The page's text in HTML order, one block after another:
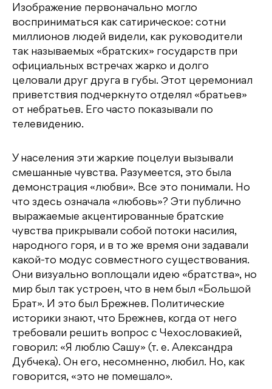
Изображение первоначально могло
восприниматься как сатирическое: сотни
миллионов людей видели, как руководители
так называемых «братских» государств при
официальных встречах жарко и долго
целовали друг друга в губы. Этот церемониал
приветствия подчеркнуто отделял «братьев»
от небратьев. Его часто показывали по
телевидению.
У населения эти жаркие поцелуи вызывали
смешанные чувства. Разумеется, это была
демонстрация «любви». Все это понимали. Но
что здесь означала «любовь»? Эти публично
выражаемые акцентированные братские
чувства прикрывали собой потоки насилия,
народного горя, и в то же время они задавали
какой-то модус совместного существования.
Они визуально воплощали идею «братства», но
мир был так устроен, что в нем был «Большой
Брат». И это был Брежнев. Политические
историки знают, что Брежнев, когда от него
требовали решить вопрос с Чехословакией,
говорил: «Я люблю Сашу» (т. е. Александра
Дубчека). Он его, несомненно, любил. Но, как
говорится, «это не помешало».